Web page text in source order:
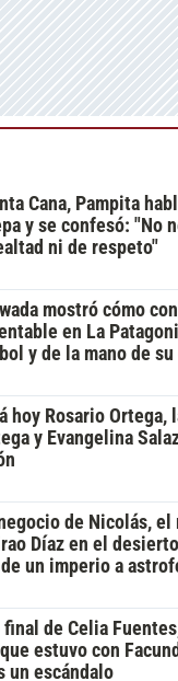
Cana, Pampita
y se confesó: "No
ni de respeto"
mostró cómo
en La
y de la mano de su
hoy Rosario Ortega,
y Evangelina
de Nicolás, el
Díaz en el
un imperio a
de Celia
estuvo con
un escándalo